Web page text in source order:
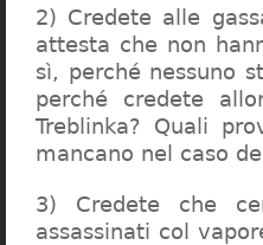
2) Credete alle
attesta che non
sì, perché nessuno
perché credete
Treblinka? Quali
mancano nel caso
3) Credete che
assassinati col